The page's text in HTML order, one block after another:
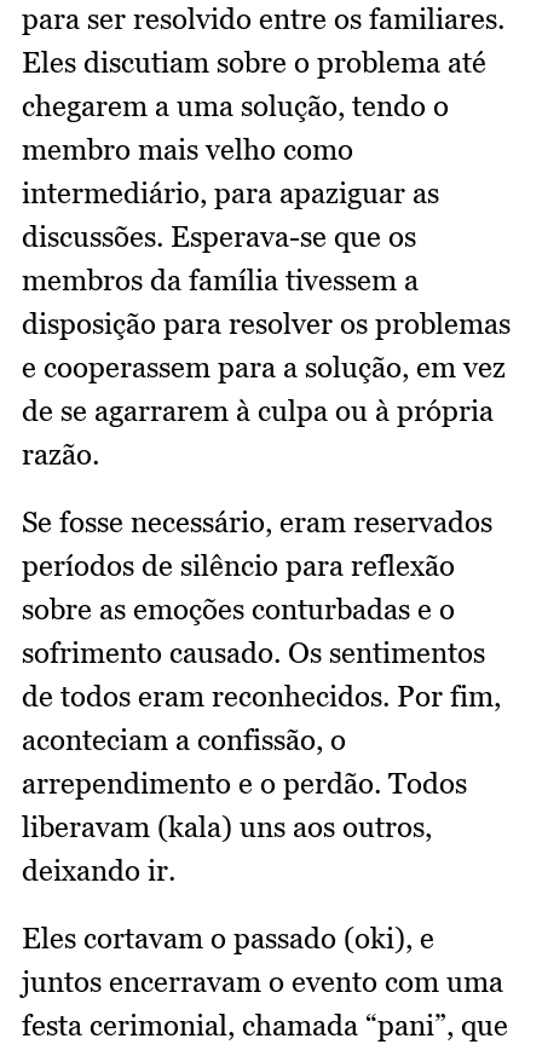
para ser resolvido entre os familiares.
Eles discutiam sobre o problema até
chegarem a uma solução, tendo o
membro mais velho como
intermediário, para apaziguar as
discussões. Esperava-se que os
membros da família tivessem a
disposição para resolver os problemas
e cooperassem para a solução, em vez
de se agarrarem à culpa ou à própria
razão.
Se fosse necessário, eram reservados
períodos de silêncio para reflexão
sobre as emoções conturbadas e o
sofrimento causado. Os sentimentos
de todos eram reconhecidos. Por fim,
aconteciam a confissão, o
arrependimento e o perdão. Todos
liberavam (kala) uns aos outros,
deixando ir.
Eles cortavam o passado (oki), e
juntos encerravam o evento com uma
festa cerimonial, chamada “pani”, que